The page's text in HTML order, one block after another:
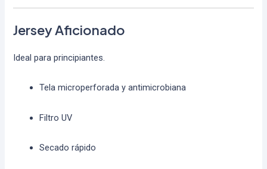
Jersey Aficionado
Ideal para principiantes.
Tela microperforada y antimicrobiana
Filtro UV
Secado rápido